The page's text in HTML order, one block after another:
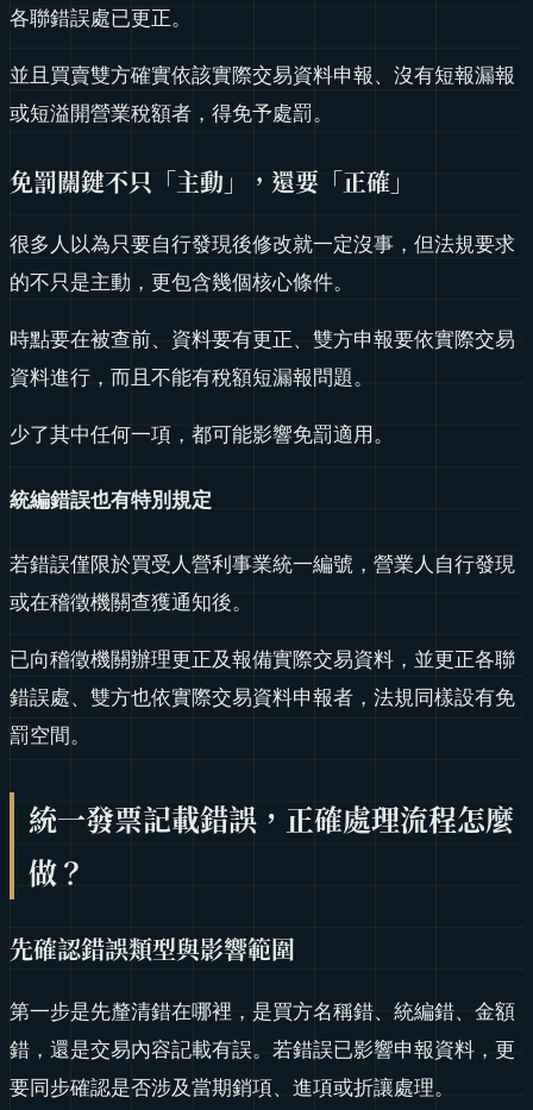
各聯錯誤處已更正。
並且買賣雙方確實依該實際交易資料申報、沒有短報漏報
或短溢開營業稅額者，得免予處罰。
免罰關鍵不只「主動」，還要「正確」
很多人以為只要自行發現後修改就一定沒事，但法規要求
的不只是主動，更包含幾個核心條件。
時點要在被查前、資料要有更正、雙方申報要依實際交易
資料進行，而且不能有稅額短漏報問題。
少了其中任何一項，都可能影響免罰適用。
統編錯誤也有特別規定
若錯誤僅限於買受人營利事業統一編號，營業人自行發現
或在稽徵機關查獲通知後。
已向稽徵機關辦理更正及報備實際交易資料，並更正各聯
錯誤處、雙方也依實際交易資料申報者，法規同樣設有免
罰空間。
統一發票記載錯誤，正確處理流程怎麼
做？
先確認錯誤類型與影響範圍
第一步是先釐清錯在哪裡，是買方名稱錯、統編錯、金額
錯，還是交易內容記載有誤。若錯誤已影響申報資料，更
要同步確認是否涉及當期銷項、進項或折讓處理。